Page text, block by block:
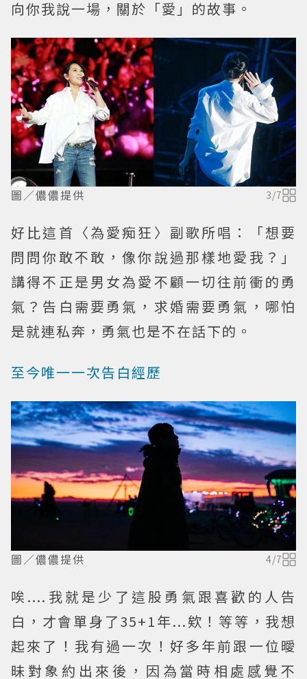
向你我說一場，關於「愛」的故事。
圖／儂儂提供 3/7
好比這首〈為愛痴狂〉副歌所唱：「想要
問問你敢不敢，像你說過那樣地愛我？」
講得不正是男女為愛不顧一切往前衝的勇
氣？告白需要勇氣，求婚需要勇氣，哪怕
是就連私奔，勇氣也是不在話下的。
至今唯一一次告白經歷
圖／儂儂提供 4/7
唉....我就是少了這股勇氣跟喜歡的人告
白，才會單身了35+1年...欸！等等，我想
起來了！我有過一次！好多年前跟一位曖
昧對象約出來後，因為當時相處感覺不